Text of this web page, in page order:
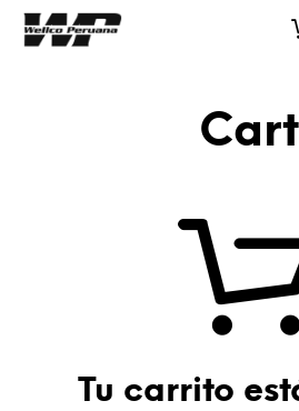
Cart
Tu carrito